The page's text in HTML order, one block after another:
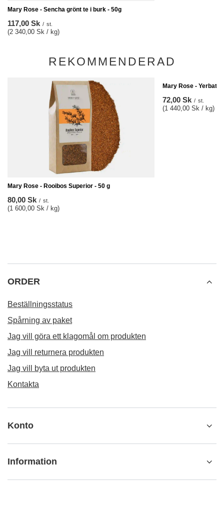
Mary Rose - Sencha grönt te i burk - 50g
117,00 Sk / st.
(2 340,00 Sk / kg)
REKOMMENDERAD
Mary Rose - Rooibos Superior - 50 g
80,00 Sk / st.
(1 600,00 Sk / kg)
Mary Rose -
72,00 Sk / st.
(1 440,00 Sk / kg)
ORDER
Beställningsstatus
Spårning av paket
Jag vill göra ett klagomål om produkten
Jag vill returnera produkten
Jag vill byta ut produkten
Kontakta
Konto
Information